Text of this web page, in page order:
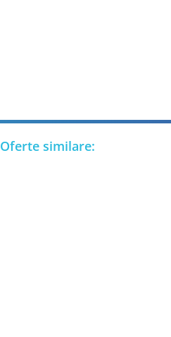
Oferte similare: